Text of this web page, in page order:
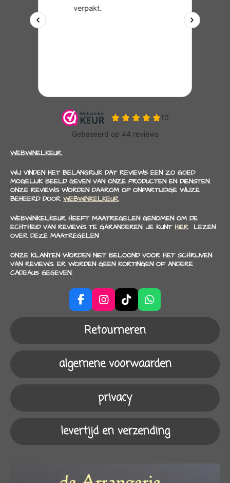
WEBWINELKEUR.
WIJ VINDEN HET BELANGRIJK DAT REVIEWS EEN ZO GOED
MOGELIJK BEELD GEVEN VAN ONZE PRODUCTEN EN DIENSTEN.
ONZE REVIEWS WORDEN DAAROM OP ONPARTIJDIGE WIJZE
BEHEERD DOOR WEBWINKELKEUR
WEBWINKELKEUR HEEFT MAATREGELEN GENOMEN OM DE
ECHTHEID VAN REVIEWS TE GARANDEREN. JE KUNT HIER LEZEN
OVER DEZE MAATREGELEN
ONZE KLANTEN WORDEN NIET BELOOND VOOR HET SCHRIJVEN
VAN REVIEWS. ER WORDEN GEEN KORTINGEN OF ANDERE
CADEAUS GEGEVEN.
F
a
b
o
k
I
n
s
t
a
r
a
m
T
i
k
T
o
W
h
s
p
p
Retourneren
algemene voorwaarden
privacy
levertijd en verzending